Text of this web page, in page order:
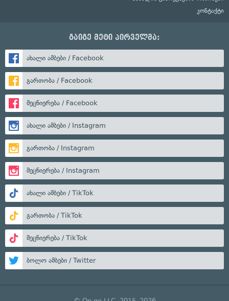
კონტაქტი
გაიგე მეტი პირველმა:
ახალი ამბები / Facebook
გართობა / Facebook
მეცნიერება / Facebook
ახალი ამბები / Instagram
გართობა / Instagram
მეცნიერება / Instagram
ახალი ამბები / TikTok
გართობა / TikTok
მეცნიერება / TikTok
ბოლო ამბები / Twitter